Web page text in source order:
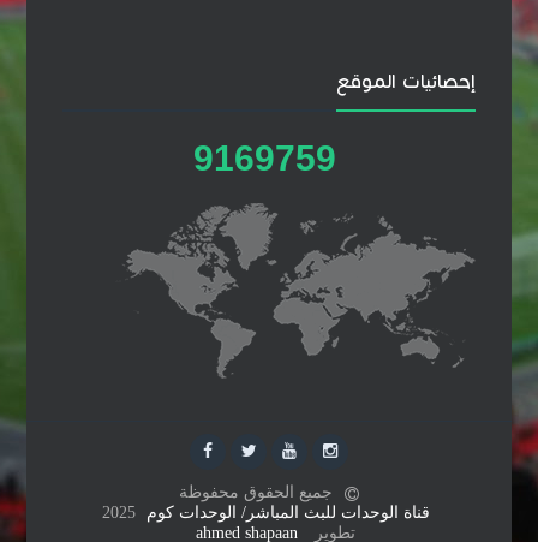
إحصائيات الموقع
9169759
جميع الحقوق محفوظة
قناة الوحدات للبث المباشر/ الوحدات كوم
2025
تطوير
ahmed shapaan